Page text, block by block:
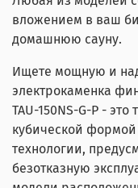
вложением в ваш
домашнюю сауну.
Ищете мощную и
электрокаменка
TAU-150NS-G-P -
кубической
технологии,
безотказную